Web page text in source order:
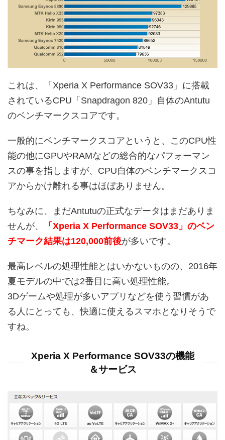
これは、「Xperia X Performance SOV33」に搭載
されているCPU「Snapdragon 820」自体のAntutu
のベンチマークスコアです。
一般的にベンチマークスコアというと、このCPU性
能の他にGPUやRAMなどの総合的なパフォーマン
スの事を指しますが、CPU自体のベンチマークスコ
アからかけ離れる事はほぼありません。
ちなみに、まだAntutuの正式なデータはまだありま
せんが、
「Xperia X Performance SOV33」のベン
チマーク結果は120,000前後が多いです。
最高レベルの処理性能とはいかないものの、2016年
夏モデルの中では2番目に高い処理性能。
3Dゲームや処理が多いアプリなどを使う習慣があ
る人にとっても、快適に使えるスマホとなりそうで
すね。
Xperia X Performance SOV33の機能
＆サービス